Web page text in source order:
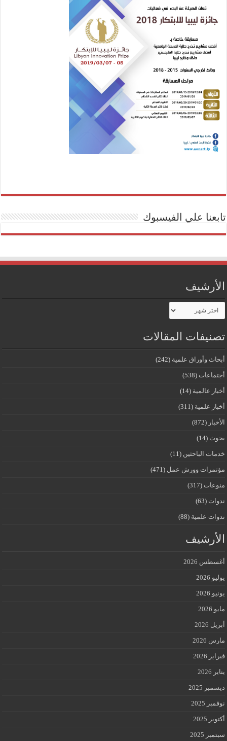
تابعنا علي الفيسبوك
الأرشيف
الأرشيف
تصنيفات المقالات
أبحاث وأوراق علمية (242)
أجتماعات (538)
أخبار عالمية (14)
أخبار علمية (311)
الأخبار (872)
بحوث (14)
خدمات الباحثين (11)
مؤتمرات وورش عمل (471)
منوعات (317)
ندوات (63)
ندوات علمية (88)
الأرشيف
أغسطس 2026
يوليو 2026
يونيو 2026
مايو 2026
أبريل 2026
مارس 2026
فبراير 2026
يناير 2026
ديسمبر 2025
نوفمبر 2025
أكتوبر 2025
سبتمبر 2025